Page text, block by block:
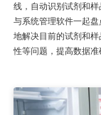
线，自动识别试剂和样
与系统管理软件一起
地解决目前的试剂和
性等问题，提高数据准